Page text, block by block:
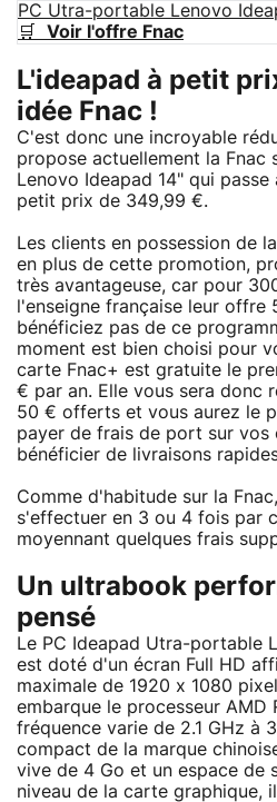
PC Utra-portable Lenovo
🛒 Voir l'offre Fnac
L'ideapad à petit
idée Fnac !
C'est donc une incroyable
propose actuellement la Fnac
Lenovo Ideapad 14" qui
petit prix de 349,99 €.
Les clients en possession de
en plus de cette promotion,
très avantageuse, car pour
l'enseigne française leur offre
bénéficiez pas de ce
moment est bien choisi pour
carte Fnac+ est gratuite le
€ par an. Elle vous sera donc
50 € offerts et vous aurez le
payer de frais de port sur vos
bénéficier de livraisons
Comme d'habitude sur la
s'effectuer en 3 ou 4 fois par
moyennant quelques frais
Un ultrabook
pensé
Le PC Ideapad Utra-portable
est doté d'un écran Full HD
maximale de 1920 x 1080
embarque le processeur AMD
fréquence varie de 2.1 GHz à
compact de la marque
vive de 4 Go et un espace de
niveau de la carte graphique,